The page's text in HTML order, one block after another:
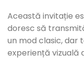
Această invitație
doresc să
un mod clasic, dar
experiență vizuală